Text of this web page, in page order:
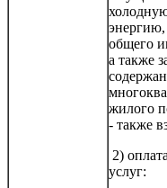
общего
а также
жилого
- также
2)
услуг: